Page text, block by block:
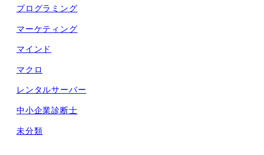
プログラミング
マーケティング
マインド
マクロ
レンタルサーバー
中小企業診断士
未分類